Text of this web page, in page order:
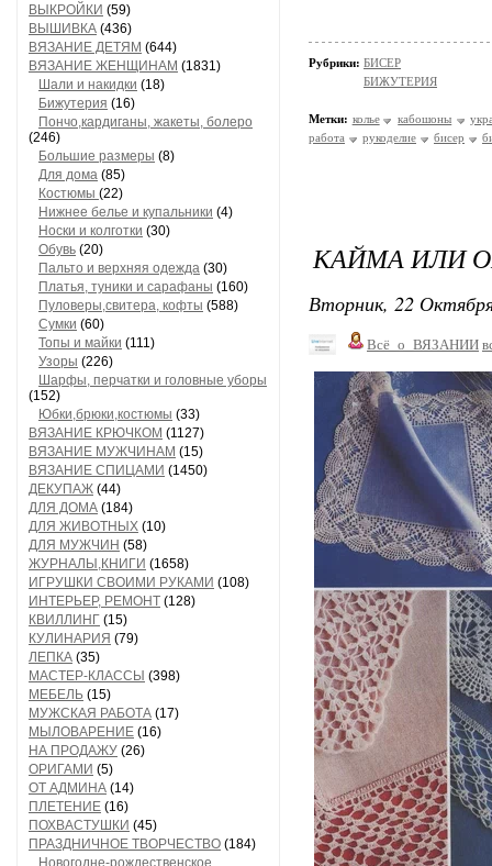
ВЫКРОЙКИ (59)
ВЫШИВКА (436)
ВЯЗАНИЕ ДЕТЯМ (644)
ВЯЗАНИЕ ЖЕНЩИНАМ (1831)
Шали и накидки (18)
Бижутерия (16)
Пончо,кардиганы, жакеты, болеро
(246)
Большие размеры (8)
Для дома (85)
Костюмы (22)
Нижнее белье и купальники (4)
Носки и колготки (30)
Обувь (20)
Пальто и верхняя одежда (30)
Платья, туники и сарафаны (160)
Пуловеры,свитера, кофты (588)
Сумки (60)
Топы и майки (111)
Узоры (226)
Шарфы, перчатки и головные уборы
(152)
Юбки,брюки,костюмы (33)
ВЯЗАНИЕ КРЮЧКОМ (1127)
ВЯЗАНИЕ МУЖЧИНАМ (15)
ВЯЗАНИЕ СПИЦАМИ (1450)
ДЕКУПАЖ (44)
ДЛЯ ДОМА (184)
ДЛЯ ЖИВОТНЫХ (10)
ДЛЯ МУЖЧИН (58)
ЖУРНАЛЫ,КНИГИ (1658)
ИГРУШКИ СВОИМИ РУКАМИ (108)
ИНТЕРЬЕР, РЕМОНТ (128)
КВИЛЛИНГ (15)
КУЛИНАРИЯ (79)
ЛЕПКА (35)
МАСТЕР-КЛАССЫ (398)
МЕБЕЛЬ (15)
МУЖСКАЯ РАБОТА (17)
МЫЛОВАРЕНИЕ (16)
НА ПРОДАЖУ (26)
ОРИГАМИ (5)
ОТ АДМИНА (14)
ПЛЕТЕНИЕ (16)
ПОХВАСТУШКИ (45)
ПРАЗДНИЧНОЕ ТВОРЧЕСТВО (184)
Новогодне-рождественское
Рубрики: БИСЕР
БИЖУТЕРИЯ
Метки: колье кабошоны
работа
рукоделие бисер
КАЙМА ИЛИ
Вторник, 22
Всё_о_ВЯЗАНИИ